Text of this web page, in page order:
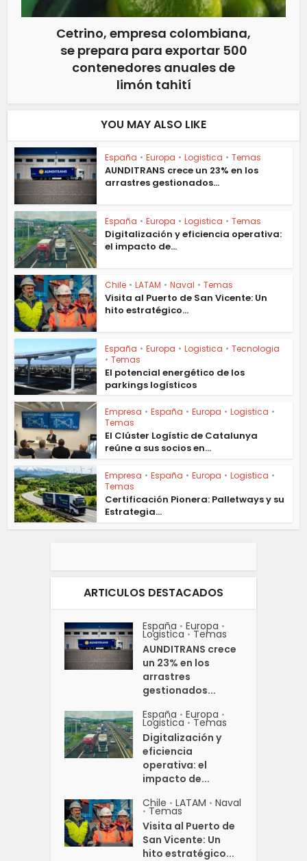
Cetrino, empresa colombiana,
se prepara para exportar 500
contenedores anuales de
limón tahití
YOU MAY ALSO LIKE
España • Europa • Logistica • Temas
AUNDITRANS crece un 23% en los
arrastres gestionados...
España • Europa • Logistica • Temas
Digitalización y eficiencia operativa:
el impacto de...
Chile • LATAM • Naval • Temas
Visita al Puerto de San Vicente: Un
hito estratégico...
España • Europa • Logistica • Tecnologia
• Temas
El potencial energético de los
parkings logísticos
Empresa • España • Europa • Logistica •
Temas
El Clúster Logístic de Catalunya
reúne a sus socios en...
Empresa • España • Europa • Logistica •
Temas
Certificación Pionera: Palletways y su
Estrategia...
ARTICULOS DESTACADOS
España • Europa •
Logistica • Temas
AUNDITRANS crece
un 23% en los
arrastres
gestionados...
España • Europa •
Logistica • Temas
Digitalización y
eficiencia
operativa: el
impacto de...
Chile • LATAM • Naval
• Temas
Visita al Puerto de
San Vicente: Un
hito estratégico...